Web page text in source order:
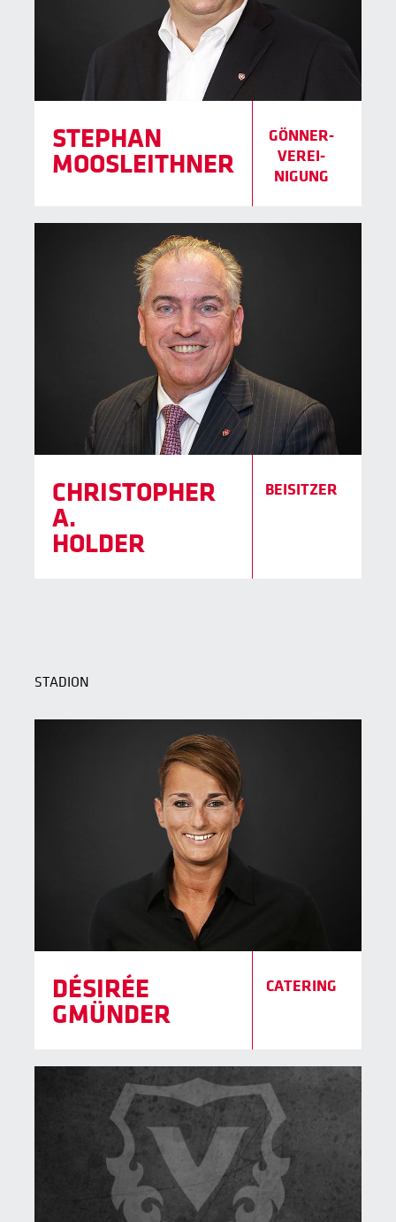
STEPHAN
MOOSLEITHNER
GÖNNER­
VER­EI­
NIGUNG
CHRISTOPHER
A.
HOLDER
BEISITZER
STADION
DÉSIRÉE
GMÜNDER
CATERING